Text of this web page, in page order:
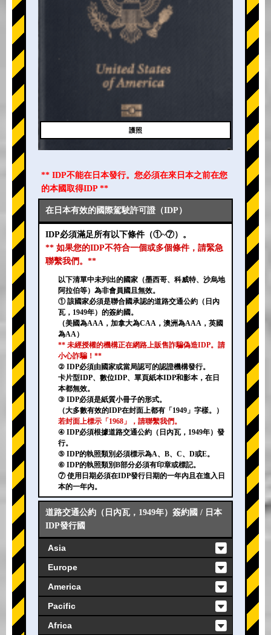
護照
** IDP不能在日本發行。您必須在來日本之前在您
的本國取得IDP **
在日本有效的國際駕駛許可證（IDP）
IDP必須滿足所有以下條件（①~⑦）。
** 如果您的IDP不符合一個或多個條件，請緊急
聯繫我們。**
以下清單中未列出的國家（墨西哥、科威特、沙烏地
阿拉伯等）為非會員國且無效。
① 該國家必須是聯合國承認的道路交通公約（日內
瓦，1949年）的簽約國。
（美國為AAA，加拿大為CAA，澳洲為AAA，英國
為AA）
** 未經授權的機構正在網路上販售詐騙偽造IDP。請
小心詐騙！**
② IDP必須由國家或當局認可的認證機構發行。
卡片型IDP、數位IDP、單頁紙本IDP和影本，在日
本都無效。
③ IDP必須是紙質小冊子的形式。
（大多數有效的IDP在封面上都有「1949」字樣。）
若封面上標示「1968」，請聯繫我們。
④ IDP必須根據道路交通公約（日內瓦，1949年）發
行。
⑤ IDP的執照類別必須標示為A、B、C、D或E。
⑥ IDP的執照類別B部分必須有印章或標記。
⑦ 使用日期必須在IDP發行日期的一年內且在進入日
本的一年內。
道路交通公約（日內瓦，1949年）簽約國 / 日本
IDP發行國
Asia
Europe
America
Pacific
Africa